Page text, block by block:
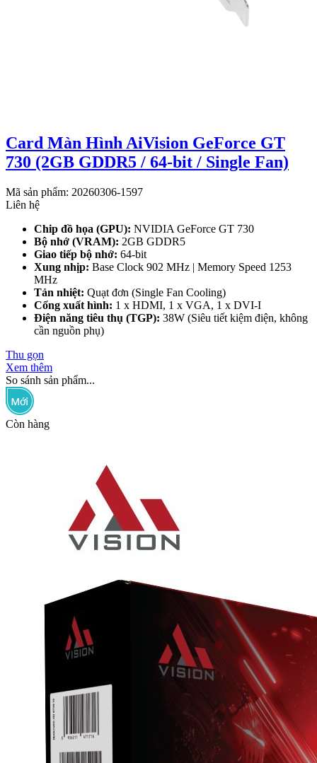
Card Màn Hình AiVision GeForce GT
730 (2GB GDDR5 / 64-bit / Single Fan)
Mã sản phẩm: 20260306-1597
Liên hệ
Chip đồ họa (GPU): NVIDIA GeForce GT 730
Bộ nhớ (VRAM): 2GB GDDR5
Giao tiếp bộ nhớ: 64-bit
Xung nhịp: Base Clock 902 MHz | Memory Speed 1253
MHz
Tản nhiệt: Quạt đơn (Single Fan Cooling)
Cổng xuất hình: 1 x HDMI, 1 x VGA, 1 x DVI-I
Điện năng tiêu thụ (TGP): 38W (Siêu tiết kiệm điện, không
cần nguồn phụ)
Thu gọn
Xem thêm
So sánh sản phẩm...
Còn hàng